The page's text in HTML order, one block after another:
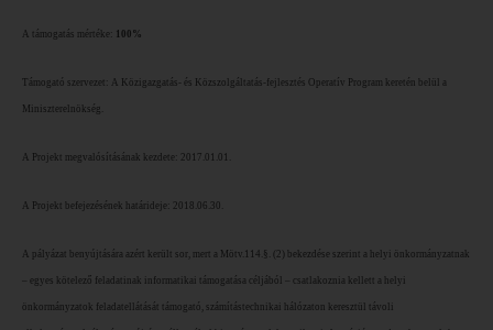
A támogatás mértéke: 100%
Támogató szervezet: A Közigazgatás- és Közszolgáltatás-fejlesztés Operatív Program keretén belül a
Miniszterelnökség.
A Projekt megvalósításának kezdete: 2017.01.01.
A Projekt befejezésének határideje: 2018.06.30.
A pályázat benyújtására azért került sor, mert a Mötv.114.§. (2) bekezdése szerint a helyi önkormányzatnak
– egyes kötelező feladatinak informatikai támogatása céljából – csatlakoznia kellett a helyi
önkormányzatok feladatellátását támogató, számítástechnikai hálózaton keresztül távoli